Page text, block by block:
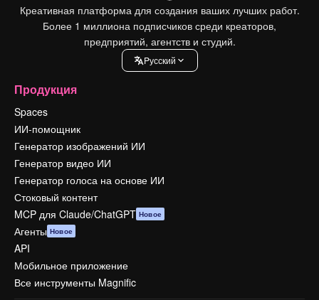
Креативная платформа для создания ваших лучших работ.
Более 1 миллиона подписчиков среди креаторов,
предприятий, агентств и студий.
Pусский
Продукция
Spaces
ИИ-помощник
Генератор изображений ИИ
Генератор видео ИИ
Генератор голоса на основе ИИ
Стоковый контент
MCP для Claude/ChatGPT Новое
Агенты Новое
API
Мобильное приложение
Все инструменты Magnific